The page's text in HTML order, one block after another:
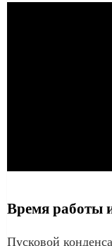
Время работы
Пусковой